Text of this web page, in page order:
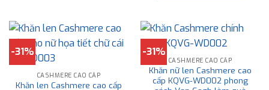
-31%
CASHMERE CAO CẤP
Khăn len Cashmere cao cấp
-31%
CASHMERE CAO CẤP
Khăn nữ len Cashmere cao
cấp KQVG-WD002 phong